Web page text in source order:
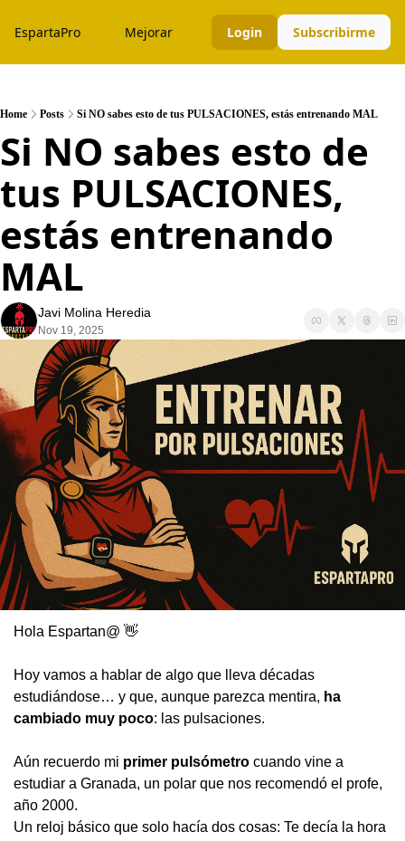
EspartaPro Mejorar Login Subscribirme
Home Posts Si NO sabes esto de tus PULSACIONES, estás entrenando MAL
Si NO sabes esto de
tus PULSACIONES,
estás entrenando
MAL
Javi Molina Heredia
Nov 19, 2025
Hola Espartan@ 👋
Hoy vamos a hablar de algo que lleva décadas
estudiándose… y que, aunque parezca mentira, ha
cambiado muy poco: las pulsaciones.
Aún recuerdo mi primer pulsómetro cuando vine a
estudiar a Granada, un polar que nos recomendó el profe,
año 2000.
Un reloj básico que solo hacía dos cosas: Te decía la hora